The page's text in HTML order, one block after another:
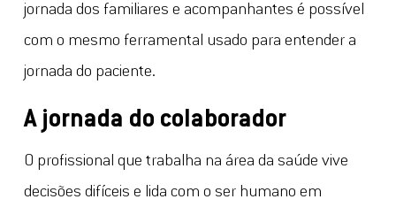
jornada dos familiares e acompanhantes é possível
com o mesmo ferramental usado para entender a
jornada do paciente.
A jornada do colaborador
O profissional que trabalha na área da saúde vive
decisões difíceis e lida com o ser humano em